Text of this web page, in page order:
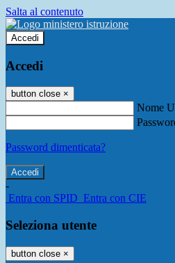
Salta al contenuto
Accedi
Accedi
button close ×
Nome
Password dimenticata?
-
Entra con SPID Entra con CIE
Seleziona utente
button close ×